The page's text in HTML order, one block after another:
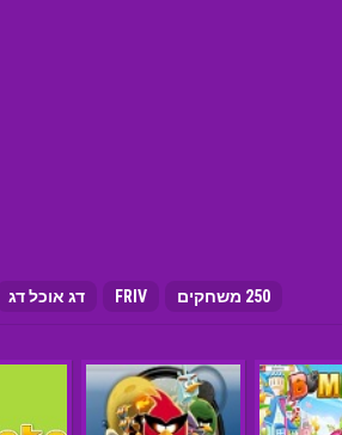
250 משחקים FRIV דג אוכל דג